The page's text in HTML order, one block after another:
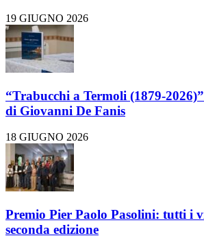
19 GIUGNO 2026
“Trabucchi a Termoli (1879-
di Giovanni De Fanis
18 GIUGNO 2026
Premio Pier Paolo Pasolini: tutti i
seconda edizione